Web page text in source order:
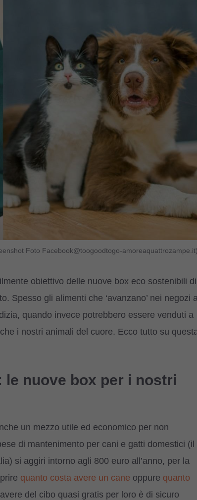
Foto Facebook@toogoodtogo-amoreaquattrozampe.it)
obiettivo delle nuove box eco sostenibili di
Spesso gli alimenti che ‘avanzano’ nei negozi a
quando invece potrebbero essere venduti a
i nostri animali del cuore. Ecco tutto su
le nuove box per i nostri
un mezzo utile ed economico per non
di mantenimento per cani e gatti domestici (il
si aggiri intorno agli 800 euro all’anno, per la
quanto costa avere un cane oppure quanto
del cibo quasi gratis per loro è di sicuro